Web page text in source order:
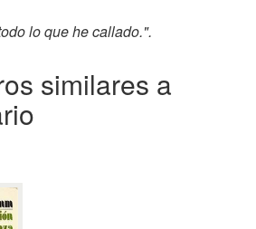
lo que he callado.".
similares a